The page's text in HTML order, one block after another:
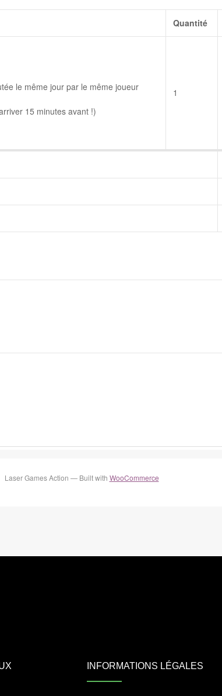
Quantité
le même jour par le même joueur
15 minutes avant !)
1
Laser Games Action — Built with WooCommerce
INFORMATIONS LÉGALES